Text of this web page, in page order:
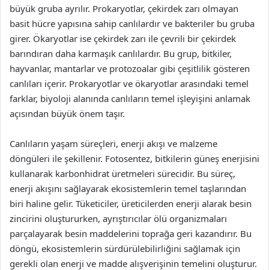
büyük gruba ayrılır. Prokaryotlar, çekirdek zarı olmayan
basit hücre yapısına sahip canlılardır ve bakteriler bu gruba
girer. Ökaryotlar ise çekirdek zarı ile çevrili bir çekirdek
barındıran daha karmaşık canlılardır. Bu grup, bitkiler,
hayvanlar, mantarlar ve protozoalar gibi çeşitlilik gösteren
canlıları içerir. Prokaryotlar ve ökaryotlar arasındaki temel
farklar, biyoloji alanında canlıların temel işleyişini anlamak
açısından büyük önem taşır.
Canlıların yaşam süreçleri, enerji akışı ve malzeme
döngüleri ile şekillenir. Fotosentez, bitkilerin güneş enerjisini
kullanarak karbonhidrat üretmeleri sürecidir. Bu süreç,
enerji akışını sağlayarak ekosistemlerin temel taşlarından
biri haline gelir. Tüketiciler, üreticilerden enerji alarak besin
zincirini oluştururken, ayrıştırıcılar ölü organizmaları
parçalayarak besin maddelerini toprağa geri kazandırır. Bu
döngü, ekosistemlerin sürdürülebilirliğini sağlamak için
gerekli olan enerji ve madde alışverişinin temelini oluşturur.